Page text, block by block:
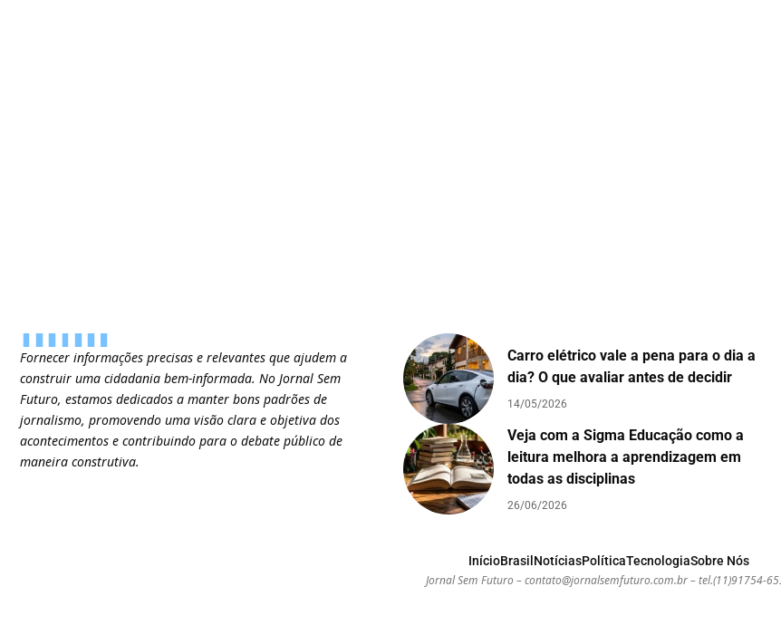
Fornecer informações precisas e relevantes que ajudem a
construir uma cidadania bem-informada. No Jornal Sem
Futuro, estamos dedicados a manter bons padrões de
jornalismo, promovendo uma visão clara e objetiva dos
acontecimentos e contribuindo para o debate público de
maneira construtiva.
Carro elétrico vale a pena para o dia a
dia? O que avaliar antes de decidir
14/05/2026
Veja com a Sigma Educação como a
leitura melhora a aprendizagem em
todas as disciplinas
26/06/2026
InícioBrasil NotíciasPolíticaTecnologiaSobre Nós
Jornal Sem Futuro –contato@jornalsemfuturo.com.br– tel.(11)91754-